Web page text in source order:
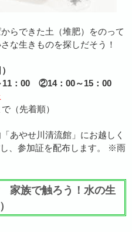
らできた土（堆肥）をのって
な生きものを探しだそう！
00 ②14：00～15：00
（先着順）
あやせ川清流館」にお越しく
、参加証を配布します。 ※雨
家族で触ろう！水の生